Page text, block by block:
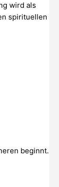
wird als
spirituellen
beginnt.